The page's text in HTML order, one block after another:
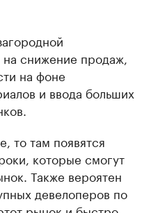
снижение продаж,
на фоне
и ввода больших
то там появятся
которые смогут
Также вероятен
девелоперов по